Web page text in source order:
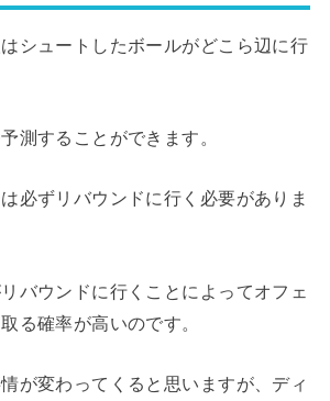
シュートしたボールがどこら辺に行
測することができます。
必ずリバウンドに行く必要がありま
バウンドに行くことによってオフェ
る確率が高いのです。
が変わってくると思いますが、ディ